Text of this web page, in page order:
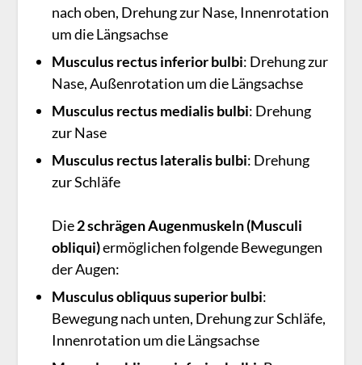
nach oben, Dre­hung zur Nase, Innenrotation
um die Längsachse
Musculus rectus inferior bulbi: Dre­hung zur
Nase, Außenrotation um die Längsachse
Musculus rectus medialis bulbi: Dre­hung
zur Nase
Musculus rectus lateralis bulbi: Drehung
zur Schlä­fe
Die2 schrägen Augenmuskeln (Musculi
obliqui)ermöglichen folgende Bewegungen
der Augen:
Musculus obliquus superior bulbi:
Bewegung nach unten, Drehung zur Schlä­fe,
Innenrotation um die Längsachse